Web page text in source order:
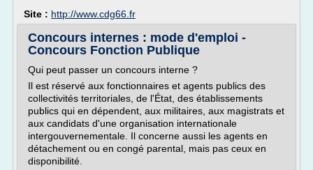
Site : http://www.cdg66.fr
Concours internes : mode d'emploi -
Concours Fonction Publique
Qui peut passer un concours interne ?
Il est réservé aux fonctionnaires et agents publics des
collectivités territoriales, de l'État, des établissements
publics qui en dépendent, aux militaires, aux magistrats et
aux candidats d'une organisation internationale
intergouvernementale. Il concerne aussi les agents en
détachement ou en congé parental, mais pas ceux en
disponibilité.